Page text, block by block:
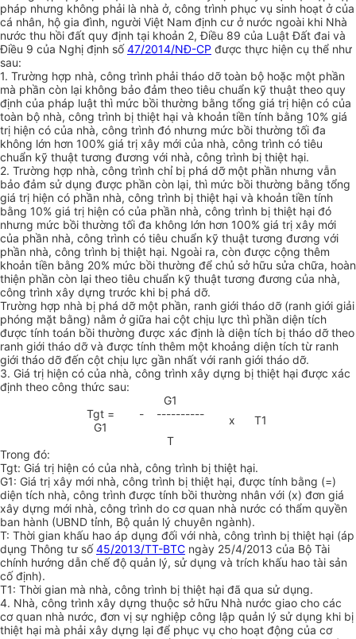
pháp nhưng không phải là nhà ở, công trình phục vụ sinh hoạt ở của
cá nhân, hộ gia đình, người Việt Nam định cư ở nước ngoài khi Nhà
nước thu hồi đất quy định tại khoản 2, Điều 89 của Luật Đất đai và
Điều 9 của Nghị định số47/2014/NĐ-CP được thực hiện cụ thể như
sau:
1. Trường hợp nhà, công trình phải tháo dỡ toàn bộ hoặc một phần
mà phần còn lại không bảo đảm theo tiêu chuẩn kỹ thuật theo quy
định của pháp luật thì mức bồi thường bằng tổng giá trị hiện có của
toàn bộ nhà, công trình bị thiệt hại và khoản tiền tính bằng 10% giá
trị hiện có của nhà, công trình đó nhưng mức bồi thường tối đa
không lớn hơn 100% giá trị xây mới của nhà, công trình có tiêu
chuẩn kỹ thuật tương đương với nhà, công trình bị thiệt hại.
2. Trường hợp nhà, công trình chỉ bị phá dỡ một phần nhưng vẫn
bảo đảm sử dụng được phần còn lại, thì mức bồi thường bằng tổng
giá trị hiện có phần nhà, công trình bị thiệt hại và khoản tiền tính
bằng 10% giá trị hiện có của phần nhà, công trình bị thiệt hại đó
nhưng mức bồi thường tối đa không lớn hơn 100% giá trị xây mới
của phần nhà, công trình có tiêu chuẩn kỹ thuật tương đương với
phần nhà, công trình bị thiệt hại. Ngoài ra, còn được cộng thêm
khoản tiền bằng 20% mức bồi thường để chủ sở hữu sửa chữa, hoàn
thiện phần còn lại theo tiêu chuẩn kỹ thuật tương đương của nhà,
công trình xây dựng trước khi bị phá dỡ.
Trường hợp nhà bị phá dỡ một phần, ranh giới tháo dỡ (ranh giới giải
phóng mặt bằng) nằm ở giữa hai cột chịu lực thì phần diện tích
được tính toán bồi thường được xác định là diện tích bị tháo dỡ theo
ranh giới tháo dỡ và được tính thêm một khoảng diện tích từ ranh
giới tháo dỡ đến cột chịu lực gần nhất với ranh giới tháo dỡ.
3. Giá trị hiện có của nhà, công trình xây dựng bị thiệt hại được xác
định theo công thức sau:
Tgt =
G1
G1
- ----------
T
x T1
Trong đó:
Tgt: Giá trị hiện có của nhà, công trình bị thiệt hại.
G1: Giá trị xây mới nhà, công trình bị thiệt hại, được tính bằng (=)
diện tích nhà, công trình được tính bồi thường nhân với (x) đơn giá
xây dựng mới nhà, công trình do cơ quan nhà nước có thẩm quyền
ban hành (UBND tỉnh, Bộ quản lý chuyên ngành).
T: Thời gian khấu hao áp dụng đối với nhà, công trình bị thiệt hại (áp
dụng Thông tư số45/2013/TT-BTC ngày 25/4/2013 của Bộ Tài
chính hướng dẫn chế độ quản lý, sử dụng và trích khấu hao tài sản
cố định).
T1: Thời gian mà nhà, công trình bị thiệt hại đã qua sử dụng.
4. Nhà, công trình xây dựng thuộc sở hữu Nhà nước giao cho các
cơ quan nhà nước, đơn vị sự nghiệp công lập quản lý sử dụng khi bị
thiệt hại mà phải xây dựng lại để phục vụ cho hoạt động của cơ